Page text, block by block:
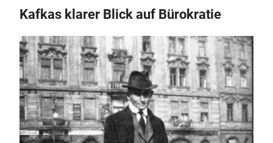
Kafkas klarer Blick auf Bürokratie